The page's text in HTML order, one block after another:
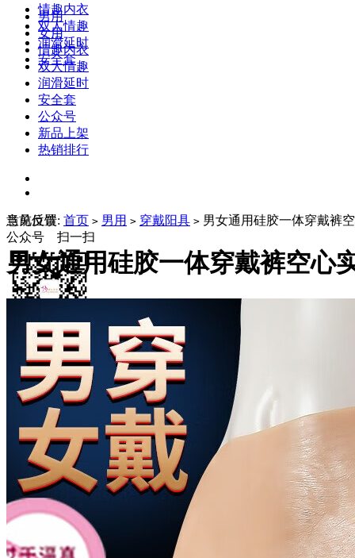
情趣内衣
双人情趣
润滑延时
安全套
男用
女用
情趣内衣
双人情趣
润滑延时
安全套
公众号
新品上架
热销排行
当前位置: 首页 > 男用 > 穿戴阳具 > 男女通用硅胶一体穿戴裤
男女通用硅胶一体穿戴裤空心
意见反馈
公众号 扫一扫